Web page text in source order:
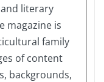
literary
magazine is
family
of content
backgrounds,